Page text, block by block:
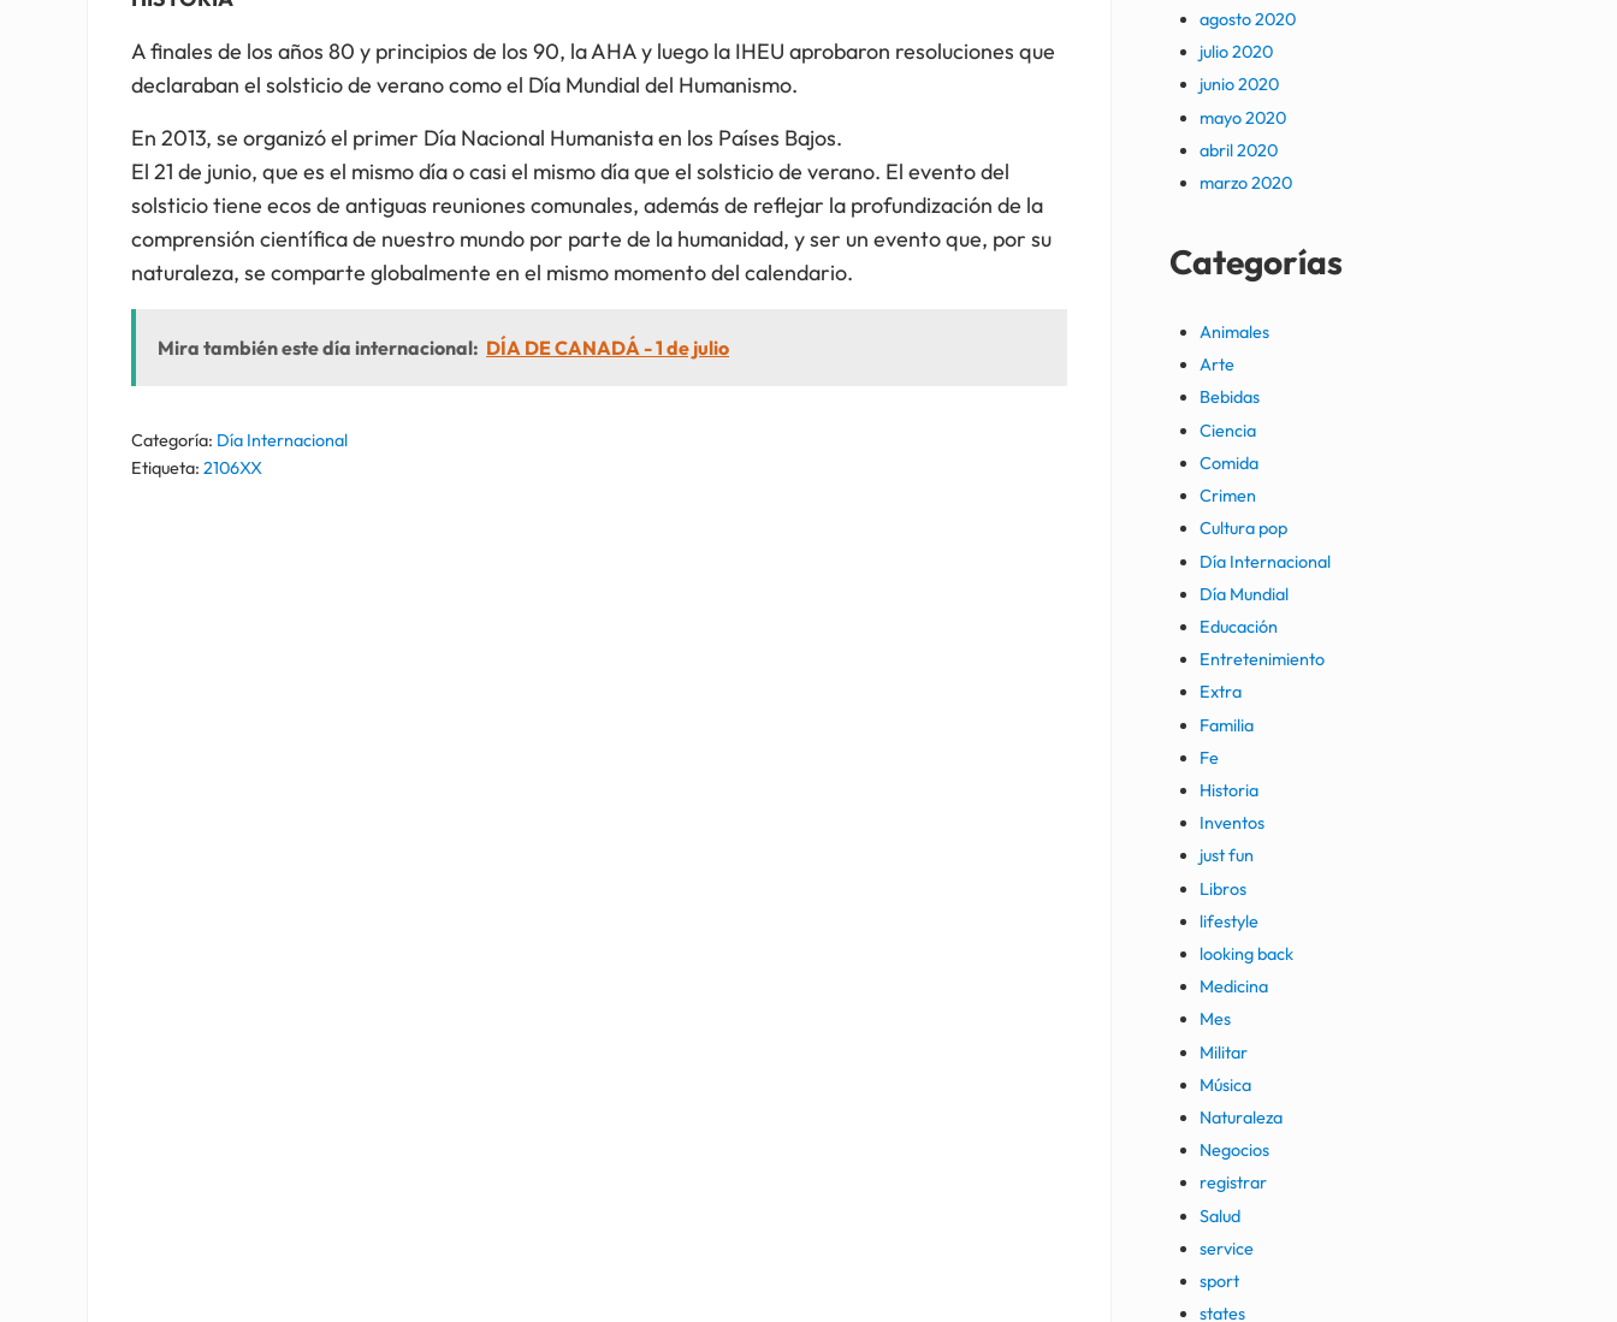
A finales de los años 80 y principios de los 90, la AHA y luego la IHEU aprobaron resoluciones que
declaraban el solsticio de verano como el Día Mundial del Humanismo.
En 2013, se organizó el primer Día Nacional Humanista en los Países Bajos.
El 21 de junio, que es el mismo día o casi el mismo día que el solsticio de verano. El evento del
solsticio tiene ecos de antiguas reuniones comunales, además de reflejar la profundización de la
comprensión científica de nuestro mundo por parte de la humanidad, y ser un evento que, por su
naturaleza, se comparte globalmente en el mismo momento del calendario.
Mira también este día internacional: DÍA DE CANADÁ - 1 de julio
Categoría: Día Internacional
Etiqueta:2106XX
agosto 2020
julio 2020
junio 2020
mayo 2020
abril 2020
marzo 2020
Categorías
Animales
Arte
Bebidas
Ciencia
Comida
Crimen
Cultura pop
Día Internacional
Día Mundial
Educación
Entretenimiento
Extra
Familia
Fe
Historia
Inventos
just fun
Libros
lifestyle
looking back
Medicina
Mes
Militar
Música
Naturaleza
Negocios
registrar
Salud
service
sport
states